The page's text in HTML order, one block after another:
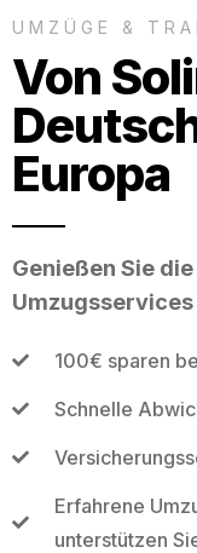
UMZÜGE &
Von
Europa
Genießen Sie
Umzugsservices
100€ sparen
Schnelle
Erfahrene
unterstützen